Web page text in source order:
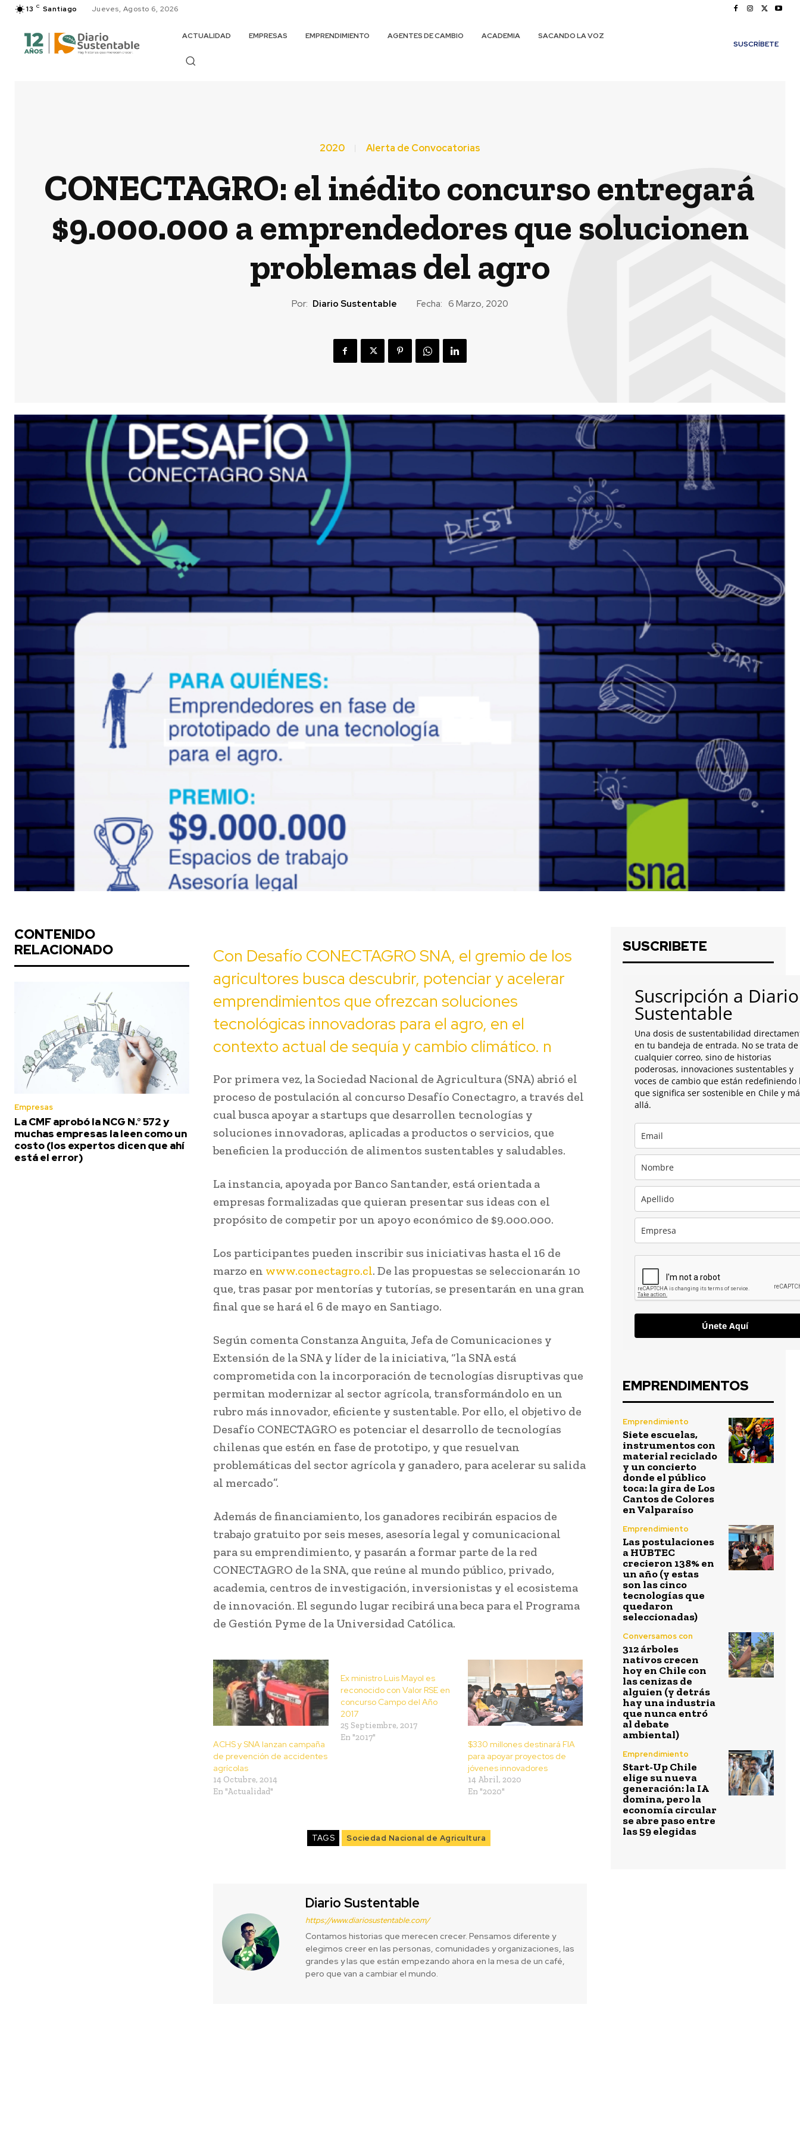
13 C Santiago Jueves, Agosto 6, 2026
ACTUALIDAD EMPRESAS EMPRENDIMIENTO AGENTES DE CAMBIO ACADEMIA
SACANDO LA VOZ
SUSCRÍBETE
2020 Alerta de Convocatorias
CONECTAGRO: el inédito concurso entregará
$9.000.000 a emprendedores que solucionen
problemas del agro
Por: Diario Sustentable Fecha: 6 Marzo, 2020
CONTENIDO
RELACIONADO
Empresas
La CMF aprobó la NCG N.° 572 y
muchas empresas la leen como un
costo (los expertos dicen que ahí
está el error)
Con Desafío CONECTAGRO SNA, el gremio de los
agricultores busca descubrir, potenciar y acelerar
emprendimientos que ofrezcan soluciones
tecnológicas innovadoras para el agro, en el
contexto actual de sequía y cambio climático. n
Por primera vez, la Sociedad Nacional de Agricultura (SNA) abrió el
proceso de postulación al concurso Desafío Conectagro, a través del
cual busca apoyar a startups que desarrollen tecnologías y
soluciones innovadoras, aplicadas a productos o servicios, que
beneficien la producción de alimentos sustentables y saludables.
La instancia, apoyada por Banco Santander, está orientada a
empresas formalizadas que quieran presentar sus ideas con el
propósito de competir por un apoyo económico de $9.000.000.
Los participantes pueden inscribir sus iniciativas hasta el 16 de
marzo en www.conectagro.cl. De las propuestas se seleccionarán 10
que, tras pasar por mentorías y tutorías, se presentarán en una gran
final que se hará el 6 de mayo en Santiago.
Según comenta Constanza Anguita, Jefa de Comunicaciones y
Extensión de la SNA y líder de la iniciativa, “la SNA está
comprometida con la incorporación de tecnologías disruptivas que
permitan modernizar al sector agrícola, transformándolo en un
rubro más innovador, eficiente y sustentable. Por ello, el objetivo de
Desafío CONECTAGRO es potenciar el desarrollo de tecnologías
chilenas que estén en fase de prototipo, y que resuelvan
problemáticas del sector agrícola y ganadero, para acelerar su salida
al mercado”.
Además de financiamiento, los ganadores recibirán espacios de
trabajo gratuito por seis meses, asesoría legal y comunicacional
para su emprendimiento, y pasarán a formar parte de la red
CONECTAGRO de la SNA, que reúne al mundo público, privado,
academia, centros de investigación, inversionistas y el ecosistema
de innovación. El segundo lugar recibirá una beca para el Programa
de Gestión Pyme de la Universidad Católica.
ACHS y SNA lanzan campaña
de prevención de accidentes
agrícolas
14 Octubre, 2014
En "Actualidad"
Ex ministro Luis Mayol es
reconocido con Valor RSE en
concurso Campo del Año
2017
25 Septiembre, 2017
En "2017"
$330 millones destinará FIA
para apoyar proyectos de
jóvenes innovadores
14 Abril, 2020
En "2020"
TAGS Sociedad Nacional de Agricultura
Diario Sustentable
https://www.diariosustentable.com/
Contamos historias que merecen crecer. Pensamos diferente y
elegimos creer en las personas, comunidades y organizaciones, las
grandes y las que están empezando ahora en la mesa de un café,
pero que van a cambiar el mundo.
SUSCRIBETE
Suscripción a Diario
Sustentable
Una dosis de sustentabilidad
en tu bandeja de entrada. No se trata de
cualquier correo, sino de historias
poderosas, innovaciones sustentables y
voces de cambio que están redefiniendo
que significa ser sostenible en Chile y
allá.
Únete Aquí
EMPRENDIMENTOS
Emprendimiento
Siete escuelas,
instrumentos con
material reciclado
y un concierto
donde el público
toca: la gira de Los
Cantos de Colores
en Valparaíso
Emprendimiento
Las postulaciones
a HUBTEC
crecieron 138% en
un año (y estas
son las cinco
tecnologías que
quedaron
seleccionadas)
Conversamos con
312 árboles
nativos crecen
hoy en Chile con
las cenizas de
alguien (y detrás
hay una industria
que nunca entró
al debate
ambiental)
Emprendimiento
Start-Up Chile
elige su nueva
generación: la IA
domina, pero la
economía circular
se abre paso entre
las 59 elegidas